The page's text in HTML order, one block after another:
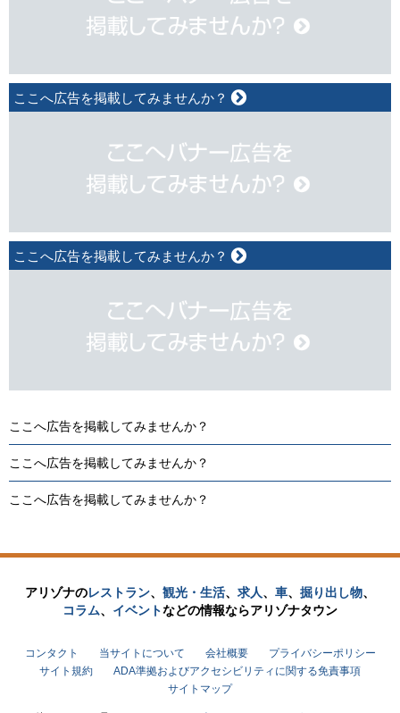
ここへ広告を掲載してみませんか？
ここへ広告を掲載してみませんか？
ここへ広告を掲載してみませんか？
ここへ広告を掲載してみませんか？
ここへ広告を掲載してみませんか？
アリゾナのレストラン、 観光・生活、 求人、 車、 掘り出し物、
コラム、 イベントなどの情報ならアリゾナタウン
コンタクト 当サイトについて 会社概要
プライバシーポリシー
サイト規約
ADA準拠およびアクセシビリティに関する免責事項
サイトマップ